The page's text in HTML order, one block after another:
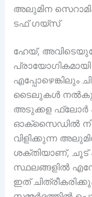
അലുമിന
ടഫ് ഗയ്സ്
ഹേയ്,
എപ്പോഴെങ്കിലും
ടൈലുകൾ നൽകുക
അടുക്കള ഫ്ലോർ
ഓക്സൈഡിൽ
വിളിക്കുന്ന
ശക്തിയാണ്, ചൂട്
സ്ഥലങ്ങളിൽ
ഇത്